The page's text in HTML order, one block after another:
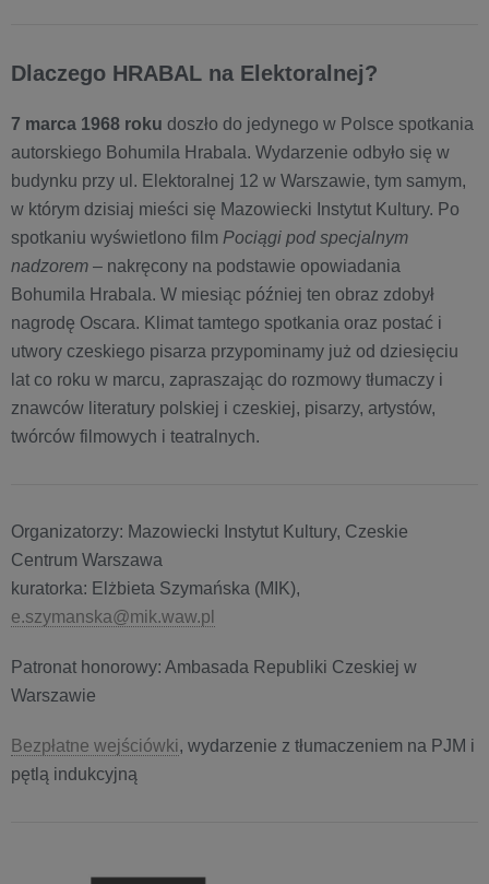
Dlaczego HRABAL na Elektoralnej?
7 marca 1968 roku doszło do jedynego w Polsce spotkania
autorskiego Bohumila Hrabala. Wydarzenie odbyło się w
budynku przy ul. Elektoralnej 12 w Warszawie, tym samym,
w którym dzisiaj mieści się Mazowiecki Instytut Kultury. Po
spotkaniu wyświetlono film Pociągi pod specjalnym
nadzorem – nakręcony na podstawie opowiadania
Bohumila Hrabala. W miesiąc później ten obraz zdobył
nagrodę Oscara. Klimat tamtego spotkania oraz postać i
utwory czeskiego pisarza przypominamy już od dziesięciu
lat co roku w marcu, zapraszając do rozmowy tłumaczy i
znawców literatury polskiej i czeskiej, pisarzy, artystów,
twórców filmowych i teatralnych.
Organizatorzy: Mazowiecki Instytut Kultury, Czeskie
Centrum Warszawa
kuratorka: Elżbieta Szymańska (MIK),
e.szymanska@mik.waw.pl
Patronat honorowy: Ambasada Republiki Czeskiej w
Warszawie
Bezpłatne wejściówki, wydarzenie z tłumaczeniem na PJM i
pętlą indukcyjną